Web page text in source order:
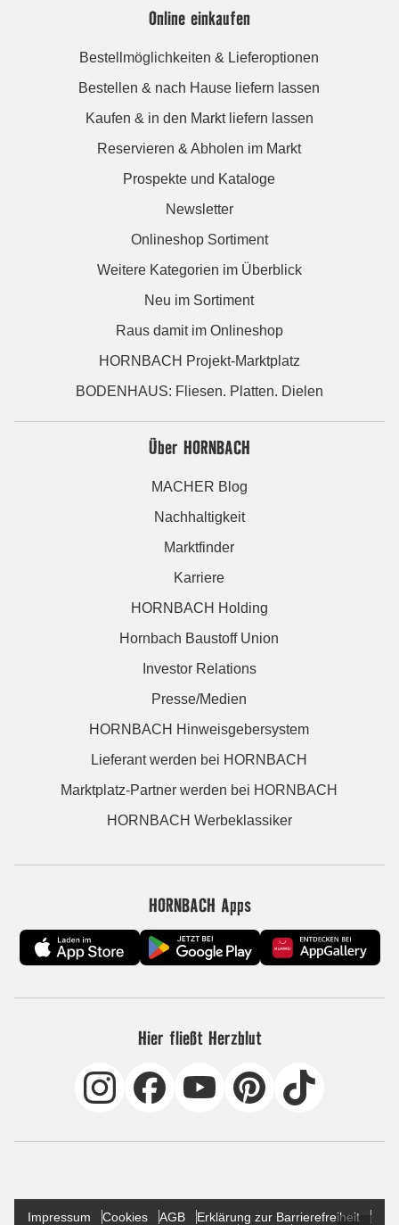
Online einkaufen
Bestellmöglichkeiten & Lieferoptionen
Bestellen & nach Hause liefern lassen
Kaufen & in den Markt liefern lassen
Reservieren & Abholen im Markt
Prospekte und Kataloge
Newsletter
Onlineshop Sortiment
Weitere Kategorien im Überblick
Neu im Sortiment
Raus damit im Onlineshop
HORNBACH Projekt-Marktplatz
BODENHAUS: Fliesen. Platten. Dielen
Über HORNBACH
MACHER Blog
Nachhaltigkeit
Marktfinder
Karriere
HORNBACH Holding
Hornbach Baustoff Union
Investor Relations
Presse/Medien
HORNBACH Hinweisgebersystem
Lieferant werden bei HORNBACH
Marktplatz-Partner werden bei HORNBACH
HORNBACH Werbeklassiker
HORNBACH Apps
Hier fließt Herzblut
Impressum Cookies AGB
Erklärung zur Barrierefreiheit